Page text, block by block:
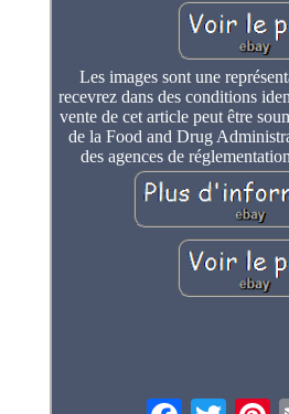
Les images sont une
recevrez dans des conditions
vente de cet article peut être
de la Food and Drug
des agences de